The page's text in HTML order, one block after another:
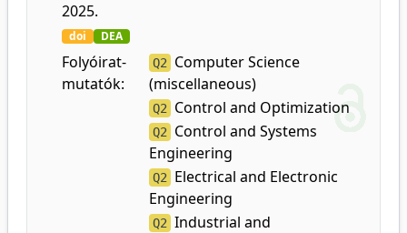
2025.
doi DEA
Folyóirat-
mutatók:
Q2 Computer Science
(miscellaneous)
Q2 Control and Optimization
Q2 Control and Systems
Engineering
Q2 Electrical and Electronic
Engineering
Q2 Industrial and